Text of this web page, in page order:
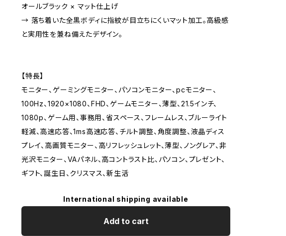
オールブラック × マット仕上げ
→ 落ち着いた全黒ボディに指紋が目立ちにくいマット加工。高級感
と実用性を兼ね備えたデザイン。
【特長】
モニター、ゲーミングモニター、パソコンモニター、pcモニター、
100Hz、1920×1080、FHD、ゲームモニター、薄型、21.5インチ、
1080p、ゲーム用、事務用、省スペース、フレームレス、ブルーライト
軽減、高速応答、1ms高速応答、チルト調整、角度調整、液晶ディス
プレイ、高画質モニター、高リフレッシュレット、薄型、ノングレア、非
光沢モニター、VAパネル、高コントラスト比、パソコン、プレゼント、
ギフト、誕生日、クリスマス、新生活
International shipping available
Add to cart